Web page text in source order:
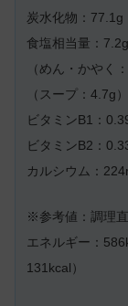
炭水化物：77.1g
食塩相当量：7.2g
（めん・かやく
（スープ：4.7g）
ビタミンB1：
ビタミンB2：
カルシウム：
※参考値：調理
エネルギー：
131kcal）